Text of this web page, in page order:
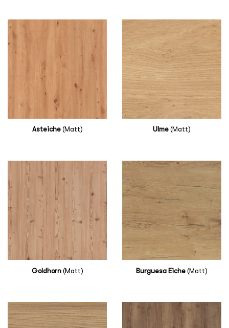
Asteiche(Matt) Ulme (Matt)
Goldhorn(Matt) Burguesa Eiche (Matt)